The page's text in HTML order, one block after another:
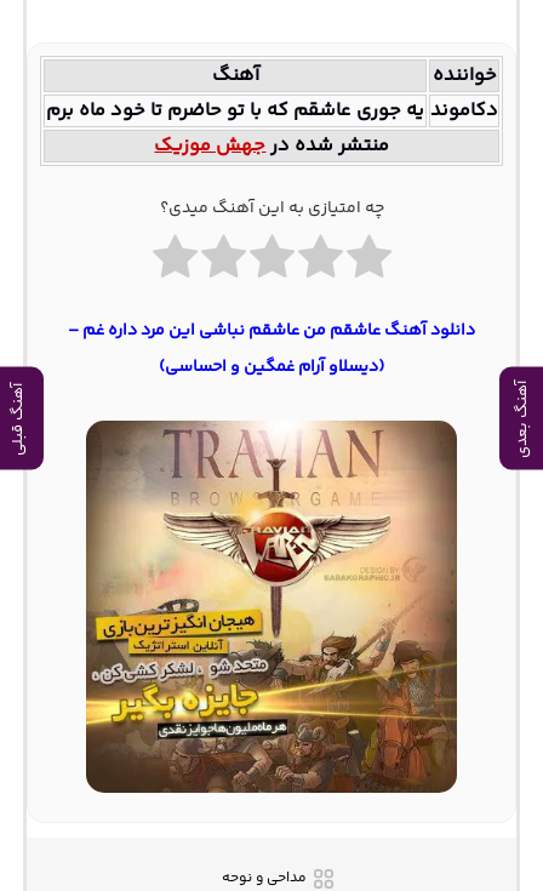
آهنگ بعدی آهنگ قبلی
خواننده
آهنگ
دکاموند ﻳﻪ ﺟﻮری ﻋﺎﺷﻘﻢ ﻛﻪ ﺑﺎ ﺗﻮ ﺣﺎﺿﺮم ﺗﺎ ﺧﻮد ﻣﺎه ﺑﺮم
منتشر شده درجهش موزیک
چه امتیازی به این آهنگ میدی؟
دانلود آهنگ عاشقم من عاشقم نباشی این مرد داره غم –
(دیسلاو آرام غمگین و احساسی)
مداحی و نوحه